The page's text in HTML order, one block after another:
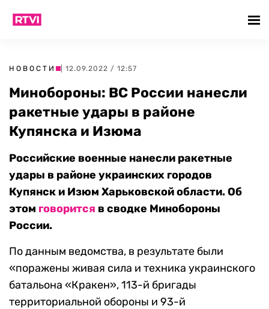
НОВОСТИ | 12.09.2022 / 12:57
Минобороны: ВС России нанесли
ракетные удары в районе
Купянска и Изюма
Российские военные нанесли ракетные
удары в районе украинских городов
Купянск и Изюм Харьковской области. Об
этом говорится в сводке Минобороны
России.
По данным ведомства, в результате были
«поражены живая сила и техника украинского
батальона «Кракен», 113-й бригады
территориальной обороны и 93-й